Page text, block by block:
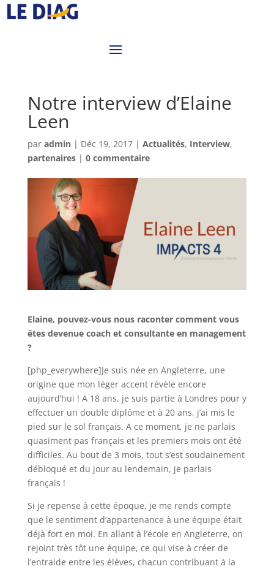
Notre interview d’Elaine
Leen
par admin| Déc 19, 2017| Actualités, Interview,
partenaires| 0 commentaire
Elaine, pouvez-vous nous raconter comment vous
êtes devenue coach et consultante en management
?
[php_everywhere]Je suis née en Angleterre, une
origine que mon léger accent révèle encore
aujourd’hui ! A 18 ans, je suis partie à Londres pour y
effectuer un double diplôme et à 20 ans, j’ai mis le
pied sur le sol français. A ce moment, je ne parlais
quasiment pas français et les premiers mois ont été
difficiles. Au bout de 3 mois, tout s’est soudainement
débloqué et du jour au lendemain, je parlais
français !
Si je repense à cette époque, je me rends compte
que le sentiment d’appartenance à une équipe était
déjà fort en moi. En allant à l’école en Angleterre, on
rejoint très tôt une équipe, ce qui vise à créer de
l’entraide entre les élèves, chacun contribuant à la